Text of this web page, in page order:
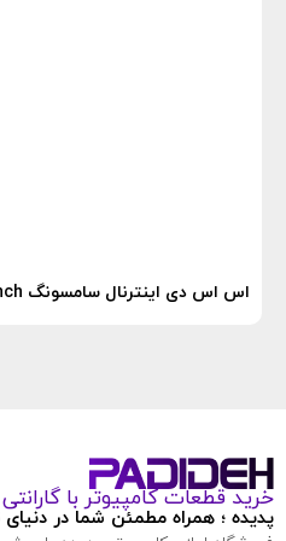
اس اس دی اینترنال سامسونگ 870QVO SATA 2.5 Inch ظرفیت 2 ترابایت
خرید قطعات کامپیوتر با
پدیده ؛ همراه مطمئن شما در دنیای